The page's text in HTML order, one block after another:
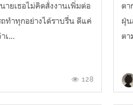
ายเธอไม่คิดสั่งงานเพิ่มต่อ
ทำทุกอย่างได้ราบรื่น ดีแค่
เ...
128
ตา
ฝุ่น
ตา